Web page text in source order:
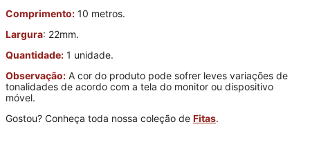
Comprimento: 10 metros.
Largura: 22mm.
Quantidade: 1 unidade.
Observação: A cor do produto pode sofrer leves variações de
tonalidades de acordo com a tela do monitor ou dispositivo
móvel.
Gostou? Conheça toda nossa coleção de Fitas.